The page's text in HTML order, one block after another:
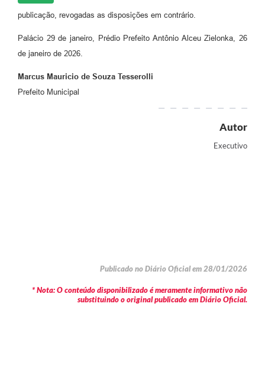
publicação, revogadas as disposições em contrário.
Palácio 29 de janeiro, Prédio Prefeito Antônio Alceu Zielonka, 26
de janeiro de 2026.
Marcus Mauricio de Souza Tesserolli
Prefeito Municipal
Autor
Executivo
Publicado no Diário Oficial em 28/01/2026
* Nota: O conteúdo disponibilizado é meramente informativo não
substituindo o original publicado em Diário Oficial.